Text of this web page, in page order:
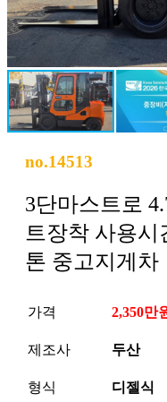
no.14513
3단마스트로
트장착 사용시
톤 중고지게차
가격 2,350만
제조사 두산
형식 디젤식